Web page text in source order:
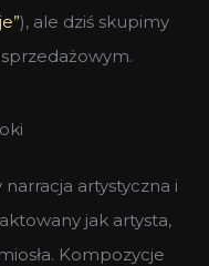
), ale dziś skupimy
artystyczna i
jak artysta,
Kompozycje